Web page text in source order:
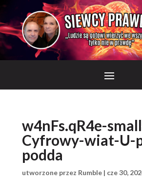
w4nFs.qR4e-
Cyfrowy-wiat-U-
podda
utworzone przez Rumble| cze 30,